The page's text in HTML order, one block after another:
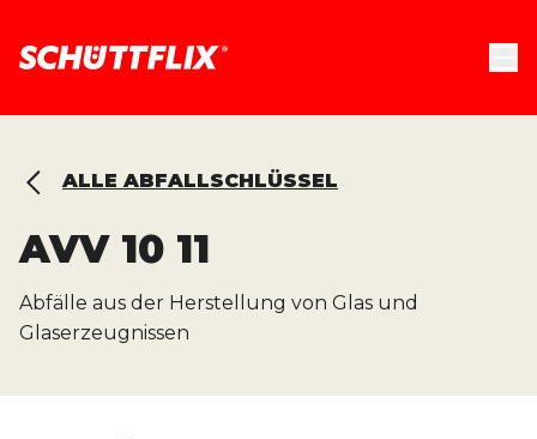
ALLE ABFALLSCHLÜSSEL
AVV 10 11
Abfälle aus der Herstellung von Glas und
Glaserzeugnissen